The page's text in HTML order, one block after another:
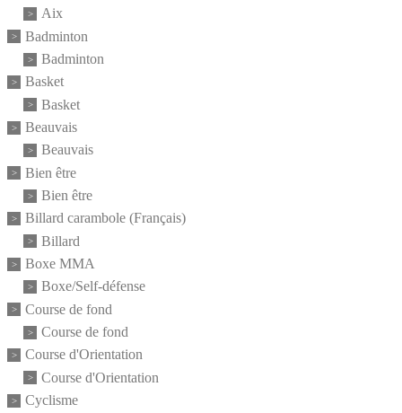
Aix
Badminton
Badminton
Basket
Basket
Beauvais
Beauvais
Bien être
Bien être
Billard carambole (Français)
Billard
Boxe MMA
Boxe/Self-défense
Course de fond
Course de fond
Course d'Orientation
Course d'Orientation
Cyclisme